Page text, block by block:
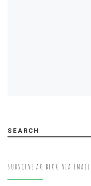
SEARCH
SUBSCEVE AO BLOG VIA EMAIL